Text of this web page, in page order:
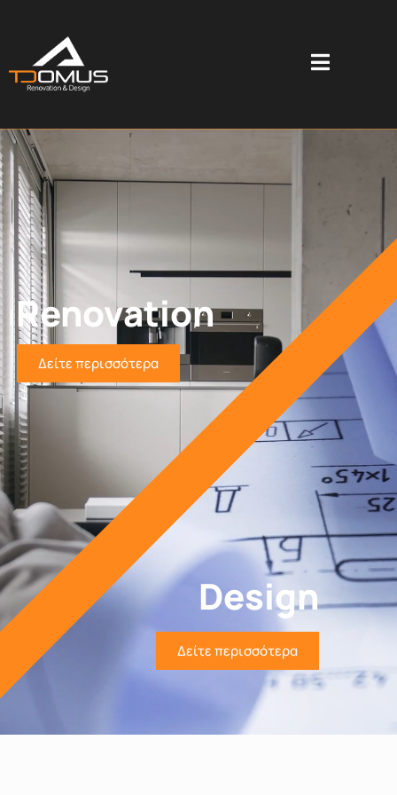
Renovation
Δείτε περισσότερα
Design
Δείτε περισσότερα